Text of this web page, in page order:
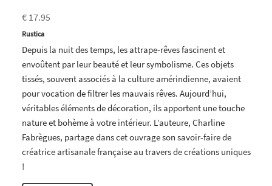
€ 17.95
Rustica
Depuis la nuit des temps, les attrape-rêves fascinent et
envoûtent par leur beauté et leur symbolisme. Ces objets
tissés, souvent associés à la culture amérindienne, avaient
pour vocation de filtrer les mauvais rêves. Aujourd’hui,
véritables éléments de décoration, ils apportent une touche
nature et bohème à votre intérieur. L’auteure, Charline
Fabrègues, partage dans cet ouvrage son savoir-faire de
créatrice artisanale française au travers de créations uniques
!